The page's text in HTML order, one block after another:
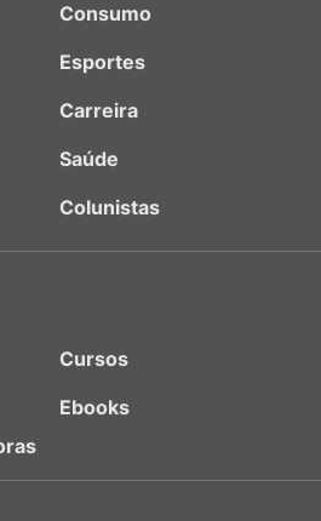
Consumo
Esportes
Carreira
Saúde
Colunistas
Cursos
Ebooks